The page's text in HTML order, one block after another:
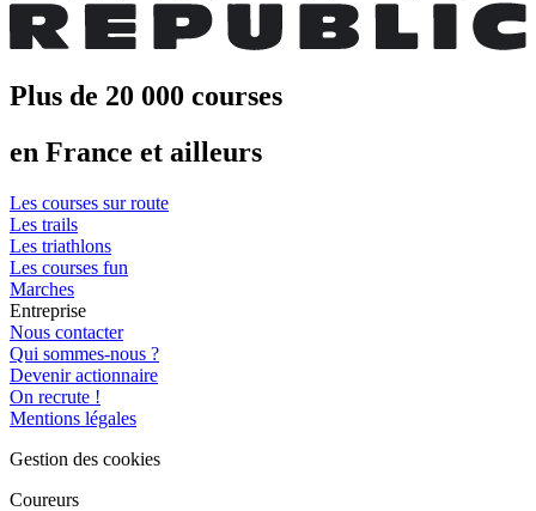
Plus de 20 000 courses
en France et ailleurs
Les courses sur route
Les trails
Les triathlons
Les courses fun
Marches
Entreprise
Nous contacter
Qui sommes-nous ?
Devenir actionnaire
On recrute !
Mentions légales
Gestion des cookies
Coureurs